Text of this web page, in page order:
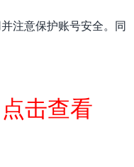
注意保护账号安全。同
击查看